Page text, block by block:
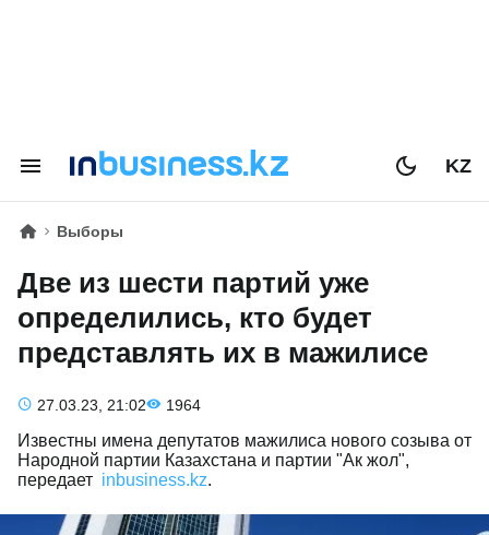
KZ
Выборы
Две из шести партий уже
определились, кто будет
представлять их в мажилисе
27.03.23, 21:02 1964
Известны имена депутатов мажилиса нового созыва от
Народной партии Казахстана и партии "Ак жол",
передает inbusiness.kz.